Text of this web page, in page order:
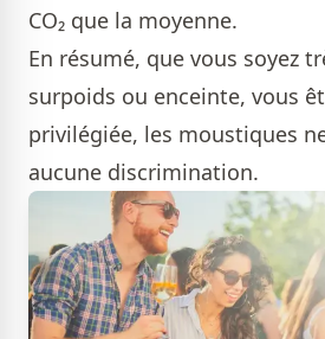
CO₂ que la moyenne.
En résumé, que vous soyez
surpoids ou enceinte, vous
privilégiée, les moustiques
aucune discrimination.